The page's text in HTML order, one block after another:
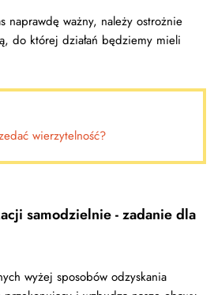
naprawdę ważny, należy ostrożnie
do której działań będziemy mieli
wierzytelność?
samodzielnie - zadanie dla
wyżej sposobów odzyskania